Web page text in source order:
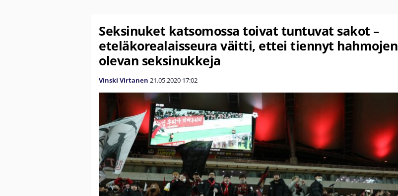
Seksinuket katsomossa toivat tuntuvat sakot –
eteläkorealaisseura väitti, ettei tiennyt hahmojen
olevan seksinukkeja
Vinski Virtanen 21.05.2020 17:02